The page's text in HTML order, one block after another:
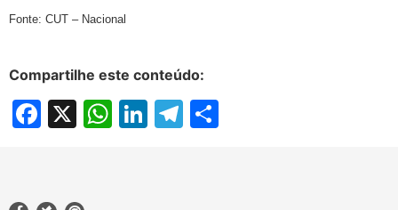
Fonte: CUT – Nacional
Compartilhe este conteúdo:
Facebook
X WhatsApp
LinkedIn
Telegram